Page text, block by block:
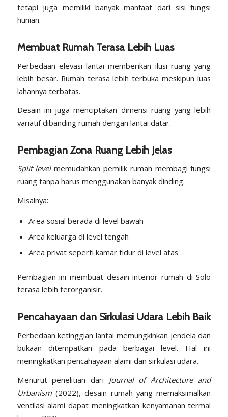
tetapi juga memiliki banyak manfaat dari sisi fungsi
hunian.
Membuat Rumah Terasa Lebih Luas
Perbedaan elevasi lantai memberikan ilusi ruang yang
lebih besar. Rumah terasa lebih terbuka meskipun luas
lahannya terbatas.
Desain ini juga menciptakan dimensi ruang yang lebih
variatif dibanding rumah dengan lantai datar.
Pembagian Zona Ruang Lebih Jelas
Split levelmemudahkan pemilik rumah membagi fungsi
ruang tanpa harus menggunakan banyak dinding.
Misalnya:
Area sosial berada di level bawah
Area keluarga di level tengah
Area privat seperti kamar tidur di level atas
Pembagian ini membuat desain interior rumah di Solo
terasa lebih terorganisir.
Pencahayaan dan Sirkulasi Udara Lebih Baik
Perbedaan ketinggian lantai memungkinkan jendela dan
bukaan ditempatkan pada berbagai level. Hal ini
meningkatkan pencahayaan alami dan sirkulasi udara.
Menurut penelitian dari Journal of Architecture and
Urbanism(2022), desain rumah yang memaksimalkan
ventilasi alami dapat meningkatkan kenyamanan termal